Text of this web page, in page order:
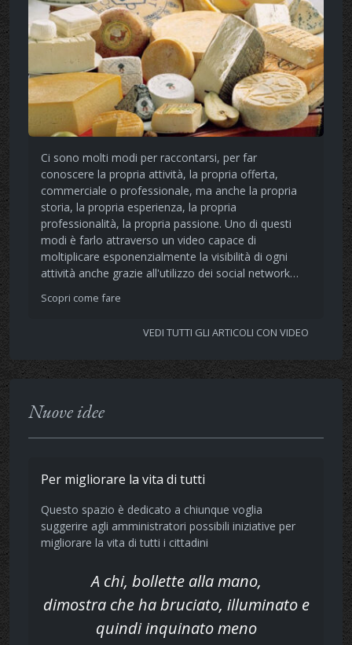
Ci sono molti modi per raccontarsi, per far
conoscere la propria attività, la propria offerta,
commerciale o professionale, ma anche la propria
storia, la propria esperienza, la propria
professionalità, la propria passione. Uno di questi
modi è farlo attraverso un video capace di
moltiplicare esponenzialmente la visibilità di ogni
attività anche grazie all'utilizzo dei social network…
Scopri come fare
VEDI TUTTI GLI ARTICOLI CON VIDEO
Nuove idee
Per migliorare la vita di tutti
Questo spazio è dedicato a chiunque voglia
suggerire agli amministratori possibili iniziative per
migliorare la vita di tutti i cittadini
A chi, bollette alla mano,
dimostra che ha bruciato, illuminato e
quindi inquinato meno